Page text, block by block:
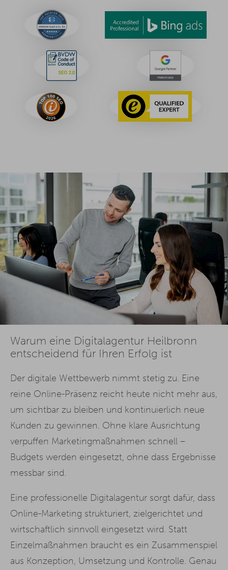
Warum eine Digitalagentur Heilbronn
entscheidend für Ihren Erfolg ist
Der digitale Wettbewerb nimmt stetig zu. Eine
reine Online-Präsenz reicht heute nicht mehr aus,
um sichtbar zu bleiben und kontinuierlich neue
Kunden zu gewinnen. Ohne klare Ausrichtung
verpuffen Marketingmaßnahmen schnell –
Budgets werden eingesetzt, ohne dass Ergebnisse
messbar sind.
Eine professionelle Digitalagentur sorgt dafür, dass
Online-Marketing strukturiert, zielgerichtet und
wirtschaftlich sinnvoll eingesetzt wird. Statt
Einzelmaßnahmen braucht es ein Zusammenspiel
aus Konzeption, Umsetzung und Kontrolle. Genau